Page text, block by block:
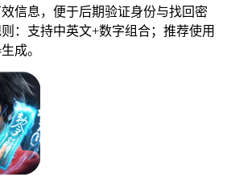
信息，便于后期验证身份与找回密
：支持中英文+数字组合；推荐使用
成。